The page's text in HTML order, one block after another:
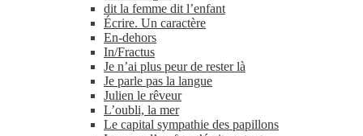
dit la femme dit l’enfant
Écrire. Un caractère
En-​dehors
In/​Fractus
Je n’ai plus peur de rester là
Je parle pas la langue
Julien le rêveur
L’oubli, la mer
Le capital sympathie des papillons